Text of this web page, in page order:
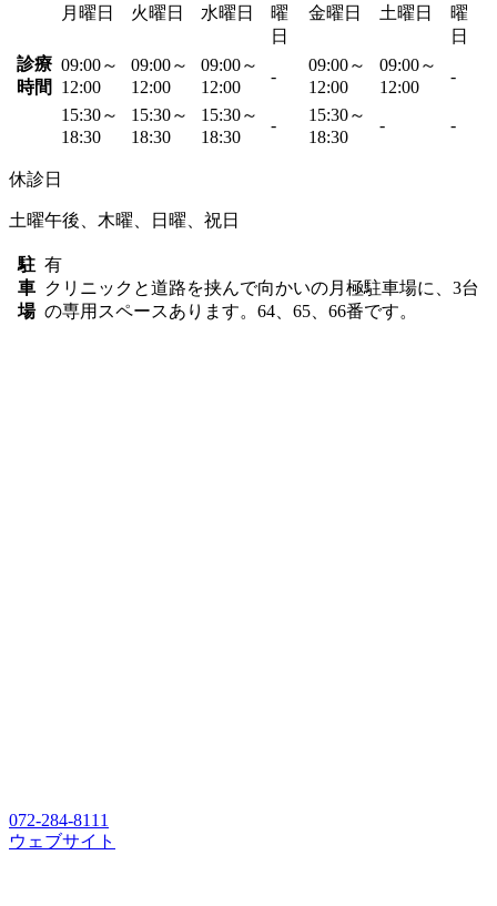
月曜日 火曜日 水曜日
曜
日
金曜日 土曜日
曜
日
診療
時間
09:00～
12:00
09:00～
12:00
09:00～
12:00
-
09:00～
12:00
09:00～
12:00
-
15:30～
18:30
15:30～
18:30
15:30～
18:30
-
15:30～
18:30
- -
休診日
土曜午後、木曜、日曜、祝日
駐
車
場
有
クリニックと道路を挟んで向かいの月極駐車場に、3台
の専用スペースあります。64、65、66番です。
072-284-8111
ウェブサイト